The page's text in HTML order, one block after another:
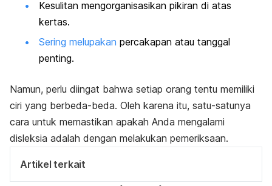
Kesulitan mengorganisasikan pikiran di atas
kertas.
Sering melupakan percakapan atau tanggal
penting.
Namun, perlu diingat bahwa setiap orang tentu memiliki
ciri yang berbeda-beda. Oleh karena itu, satu-satunya
cara untuk memastikan apakah Anda mengalami
disleksia adalah dengan melakukan pemeriksaan.
Artikel terkait